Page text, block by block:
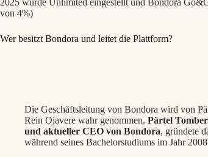
2025 wurde Unlimited eingestellt und Bondora
von 4%)
Wer besitzt Bondora und leitet die Plattform?
Die Geschäftsleitung von Bondora wird von
Rein Ojavere wahr genommen.Pärtel
und aktueller CEO von Bondora, gründete
während seines Bachelorstudiums im Jahr